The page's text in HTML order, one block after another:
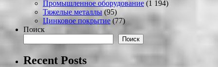
Промышленное оборудование (1 194)
Тяжелые металлы(95)
Цинковое покрытие (77)
Поиск
Поиск
Recent Posts